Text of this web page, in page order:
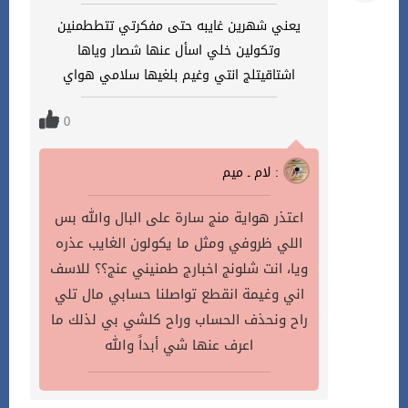
يعني شهرين غايبه حتى مفكرتي تتططمنين
وتكولين خلي اسأل عنها شصار وياها
اشتاقيتلج انتي وغيم بلغيها سلامي هواي
0
لام ـ ميم :
اعتذر هواية منج سارة على البال والله بس
اللي ظروفي ومثل ما يكولون الغايب عذره
ويا، انت شلونج اخبارج طمنيني عنج؟؟ للاسف
اني وغيمة انقطع تواصلنا حسابي مال تلي
راح ونحذف الحساب وراح كلشي بي لذلك ما
اعرف عنها شي أبداً والله